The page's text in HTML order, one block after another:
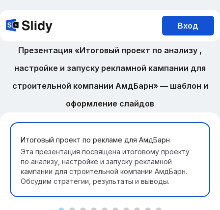
Вход
Презентация «Итоговый проект по анализу ,
настройке и запуску рекламной кампании для
строительной компании АмдБарн» — шаблон и
оформление слайдов
Итоговый проект по рекламе для АмдБарн
Эта презентация посвящена итоговому проекту
по анализу, настройке и запуску рекламной
кампании для строительной компании АмдБарн.
Обсудим стратегии, результаты и выводы.